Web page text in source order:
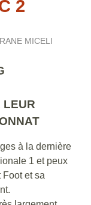
2
MICELI
LEUR
à la dernière
1 et peux
et sa